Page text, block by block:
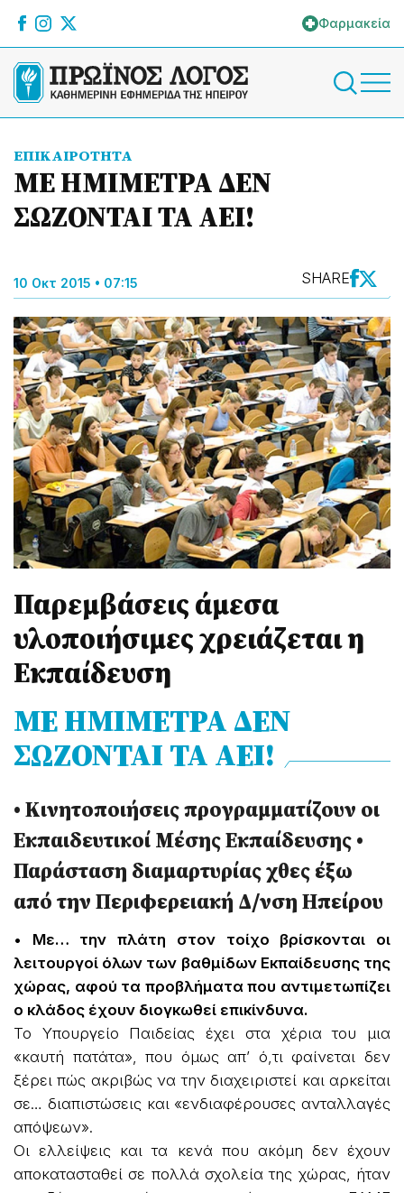
Φαρμακεία
ΕΠΙΚΑΙΡΟΤΗΤΑ
ΜΕ ΗΜΙΜΕΤΡΑ ΔΕΝ
ΣΩΖΟΝΤΑΙ ΤΑ ΑΕΙ!
10 Οκτ 2015 • 07:15 SHARE
Παρεμβάσεις άμεσα
υλοποιήσιμες χρειάζεται η
Εκπαίδευση
ΜΕ ΗΜΙΜΕΤΡΑ ΔΕΝ
ΣΩΖΟΝΤΑΙ ΤΑ ΑΕΙ!
• Κινητοποιήσεις προγραμματίζουν οι
Εκπαιδευτικοί Μέσης Εκπαίδευσης •
Παράσταση διαμαρτυρίας χθες έξω
από την Περιφερειακή Δ/νση Ηπείρου
• Με… την πλάτη στον τοίχο βρίσκονται οι
λειτουργοί όλων των βαθμίδων Εκπαίδευσης της
χώρας, αφού τα προβλήματα που αντιμετωπίζει
ο κλάδος έχουν διογκωθεί επικίνδυνα.
Το Υπουργείο Παιδείας έχει στα χέρια του μια
«καυτή πατάτα», που όμως απ’ ό,τι φαίνεται δεν
ξέρει πώς ακριβώς να την διαχειριστεί και αρκείται
σε… διαπιστώσεις και «ενδιαφέρουσες ανταλλαγές
απόψεων».
Οι ελλείψεις και τα κενά που ακόμη δεν έχουν
αποκατασταθεί σε πολλά σχολεία της χώρας, ήταν